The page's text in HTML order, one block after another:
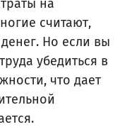
на
считают,
Но если вы
убедиться в
что дает